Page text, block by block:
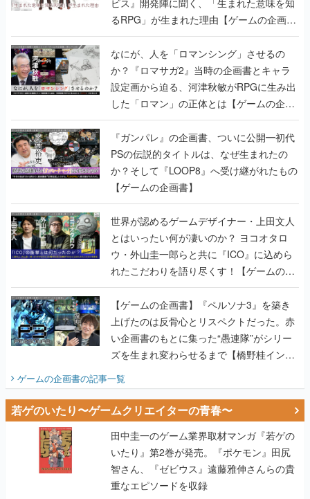
るRPG」が生まれた理由【ゲームの企画
書】
なにが、人を「ロマンシング」させるの
か？『ロマサガ2』当時の企画書とキャラ
設定画から迫る、河津秋敏がRPGに生み出
した「ロマン」の正体とは【ゲームの企画
書】
『ガンパレ』の企画書、ついに公開━初代
PSの伝説的タイトルは、なぜ生まれたの
か？そして『LOOP8』へ受け継がれたもの
【ゲームの企画書】
世界が認めるゲームデザイナー・上田文人
とはいったい何が凄いのか？ ヨコオタロ
ウ・外山圭一郎らと共に『ICO』に込めら
れたこだわりを語り尽くす！【ゲームの企
画書】
【ゲームの企画書】『ペルソナ3』を築き
上げたのは反骨心とリスペクトだった。赤
い企画書のもとに集った“愚連隊”がシリー
ズを生まれ変わらせるまで【橋野桂インタ
ゲームの企画書の記事一覧
若ゲのいたり〜ゲームクリエイターの青春〜
田中圭一のゲーム業界取材マンガ『若ゲの
いたり』第2巻が発売。『ポケモン』田尻
智さん、『ゼビウス』遠藤雅伸さんらの貴
重なエピソードを収録